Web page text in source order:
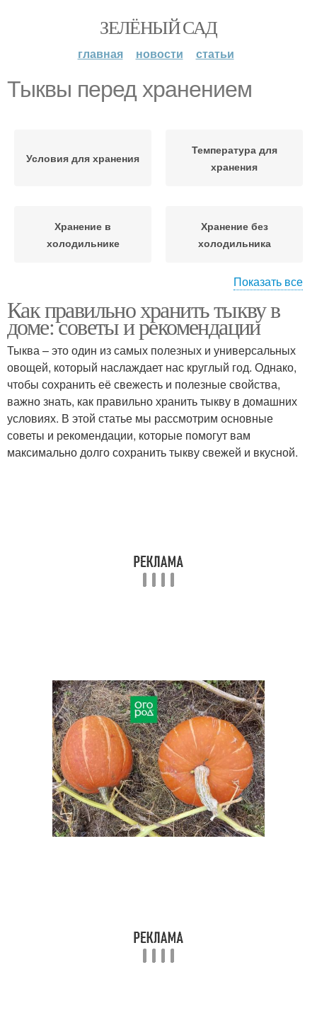
ЗЕЛЁНЫЙ САД
главная новости статьи
Тыквы перед хранением
Условия для хранения
Температура для
хранения
Хранение в
холодильнике
Хранение без
холодильника
Тыквы для хранения Целая тыква
Советы по хранению Хранения в погребе
Показать все
Как правильно хранить тыкву в
доме: советы и рекомендации
Тыква – это один из самых полезных и универсальных
овощей, который наслаждает нас круглый год. Однако,
чтобы сохранить её свежесть и полезные свойства,
важно знать, как правильно хранить тыкву в домашних
условиях. В этой статье мы рассмотрим основные
советы и рекомендации, которые помогут вам
максимально долго сохранить тыкву свежей и вкусной.